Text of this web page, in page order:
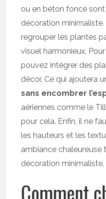
ou en béton foncé
décoration minimaliste.
regrouper les plantes
visuel harmonieux.
pouvez intégrer des
décor. Ce qui ajoutera
sans encombrer
aériennes comme le
pour cela. Enfin, il ne
les hauteurs et les
ambiance chaleureuse
décoration minimaliste.
Comment